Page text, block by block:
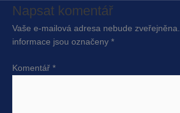
Napsat komentář
Vaše e-mailová adresa nebude zveřejněna.
informace jsou označeny *
Komentář *